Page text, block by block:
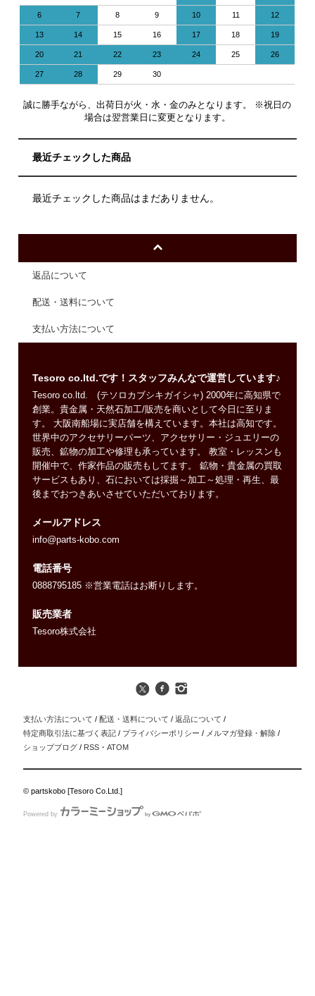
6 7 8 9 10 11 12
13 14 15 16 17 18 19
20 21 22 23 24 25 26
27 28 29 30
誠に勝手ながら、出荷日が火・水・金のみとなります。 ※祝日の
場合は翌営業日に変更となります。
最近チェックした商品
最近チェックした商品はまだありません。
返品について
配送・送料について
支払い方法について
Tesoro co.ltd.です！スタッフみんなで運営しています♪
Tesoro co.ltd. (テソロカブシキガイシャ) 2000年に高知県で
創業。貴金属・天然石加工/販売を商いとして今日に至りま
す。 大阪南船場に実店舗を構えています。本社は高知です。
世界中のアクセサリーパーツ、アクセサリー・ジュエリーの
販売、鉱物の加工や修理も承っています。 教室・レッスンも
開催中で、作家作品の販売もしてます。 鉱物・貴金属の買取
サービスもあり、石においては採掘～加工～処理・再生、最
後までおつきあいさせていただいております。
メールアドレス
info@parts-kobo.com
電話番号
0888795185 ※営業電話はお断りします。
販売業者
Tesoro株式会社
支払い方法について / 配送・送料について / 返品について /
特定商取引法に基づく表記 / プライバシーポリシー / メルマガ登録・解除 /
ショップブログ / RSS ・ATOM
© partskobo [Tesoro Co.Ltd.]
Powered by